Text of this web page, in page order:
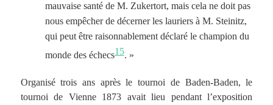
mauvaise santé de M. Zukertort, mais cela ne doit pas
nous empêcher de décerner les lauriers à M. Steinitz,
qui peut être raisonnablement déclaré le champion du
monde des échecs15. »
Organisé trois ans après le tournoi de Baden-Baden, le
tournoi de Vienne 1873 avait lieu pendant l’exposition